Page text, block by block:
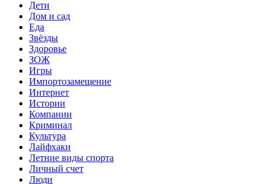
Дети
Дом и сад
Еда
Звёзды
Здоровье
ЗОЖ
Игры
Импортозамещение
Интернет
Истории
Компании
Криминал
Культура
Лайфхаки
Летние виды спорта
Личный счет
Люди